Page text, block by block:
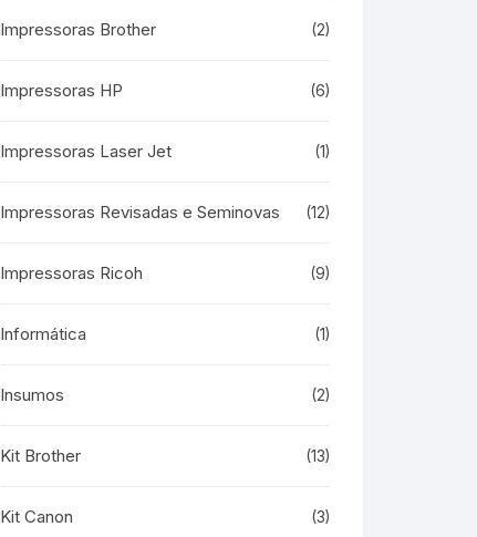
Impressoras Brother (2)
Impressoras HP (6)
Impressoras Laser Jet (1)
Impressoras Revisadas e Seminovas (12)
Impressoras Ricoh (9)
Informática (1)
Insumos (2)
Kit Brother (13)
Kit Canon (3)